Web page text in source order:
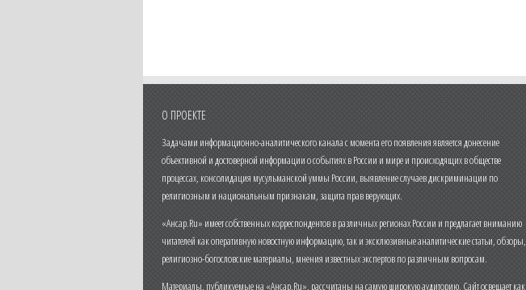
О ПРОЕКТЕ
Задачами информационно-аналитического канала с момента его появления является донесение
объективной и достоверной информации о событиях в России и мире и происходящих в обществе
процессах, консолидация мусульманской уммы России, выявление случаев дискриминации по
религиозным и национальным признакам, защита прав верующих.
«Ансар.Ru» имеет собственных корреспондентов в различных регионах России и предлагает вниманию
читателей как оперативную новостную информацию, так и эксклюзивные аналитические статьи, обзоры,
религиозно-богословские материалы, мнения известных экспертов по различным вопросам.
Материалы, публикуемые на «Ансар.Ru», рассчитаны на самую широкую аудиторию. Сайт освещает как